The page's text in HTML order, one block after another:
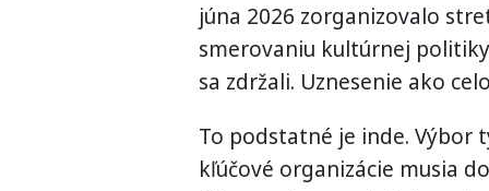
júna 2026 zorganizovalo
smerovaniu kultúrnej
sa zdržali. Uznesenie ako
To podstatné je inde. Výbor
kľúčové organizácie musia